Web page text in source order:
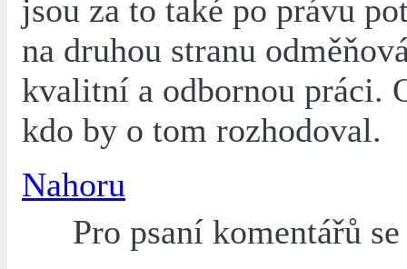
jsou za to také po právu
na druhou stranu
kvalitní a odbornou práci.
kdo by o tom rozhodoval.
Nahoru
Pro psaní komentářů